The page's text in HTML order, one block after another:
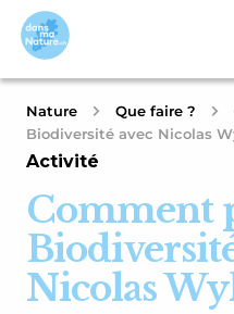
Nature Que faire ?
Biodiversité avec Nicolas
Activité
Comment
Nicolas